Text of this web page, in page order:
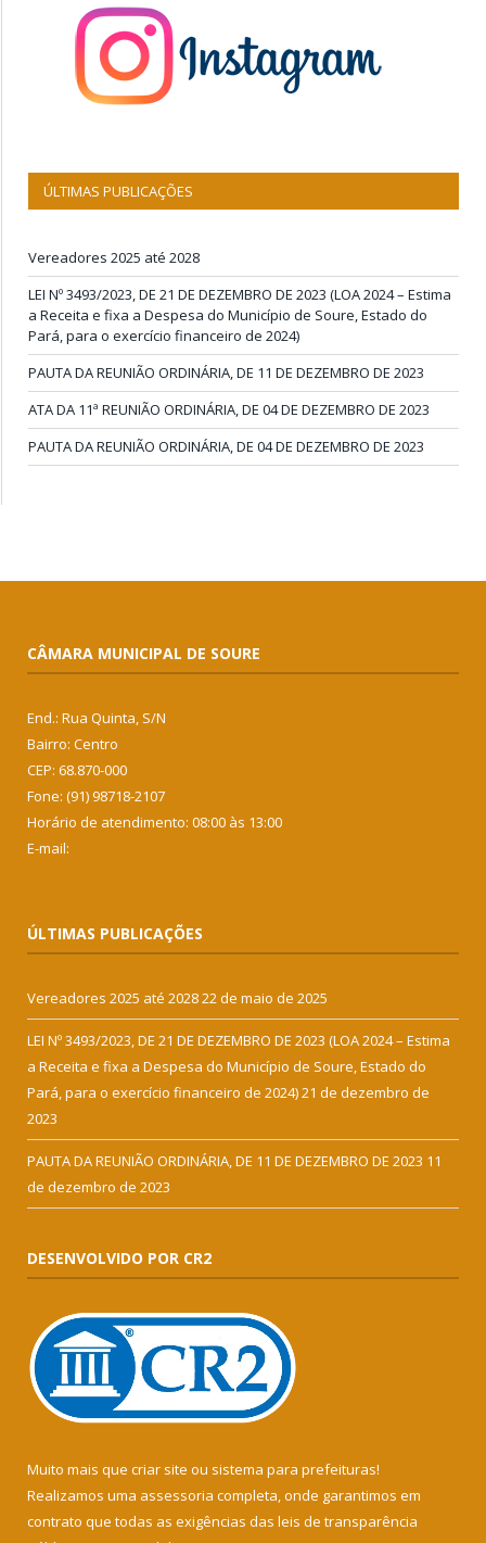
ÚLTIMAS PUBLICAÇÕES
Vereadores 2025 até 2028
LEI Nº 3493/2023, DE 21 DE DEZEMBRO DE 2023 (LOA 2024 – Estima
a Receita e fixa a Despesa do Município de Soure, Estado do
Pará, para o exercício financeiro de 2024)
PAUTA DA REUNIÃO ORDINÁRIA, DE 11 DE DEZEMBRO DE 2023
ATA DA 11ª REUNIÃO ORDINÁRIA, DE 04 DE DEZEMBRO DE 2023
PAUTA DA REUNIÃO ORDINÁRIA, DE 04 DE DEZEMBRO DE 2023
CÂMARA MUNICIPAL DE SOURE
End.: Rua Quinta, S/N
Bairro: Centro
CEP: 68.870-000
Fone: (91) 98718-2107
Horário de atendimento: 08:00 às 13:00
E-mail:
ÚLTIMAS PUBLICAÇÕES
Vereadores 2025 até 202822 de maio de 2025
LEI Nº 3493/2023, DE 21 DE DEZEMBRO DE 2023 (LOA 2024 – Estima
a Receita e fixa a Despesa do Município de Soure, Estado do
Pará, para o exercício financeiro de 2024)21 de dezembro de
2023
PAUTA DA REUNIÃO ORDINÁRIA, DE 11 DE DEZEMBRO DE 2023 11
de dezembro de 2023
DESENVOLVIDO POR CR2
Muito mais que criar site ou sistema para prefeituras!
Realizamos uma assessoria completa, onde garantimos em
contrato que todas as exigências das leis de transparência